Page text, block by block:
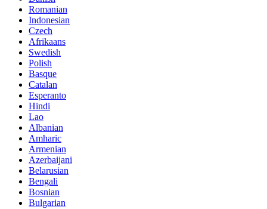
Romanian
Indonesian
Czech
Afrikaans
Swedish
Polish
Basque
Catalan
Esperanto
Hindi
Lao
Albanian
Amharic
Armenian
Azerbaijani
Belarusian
Bengali
Bosnian
Bulgarian